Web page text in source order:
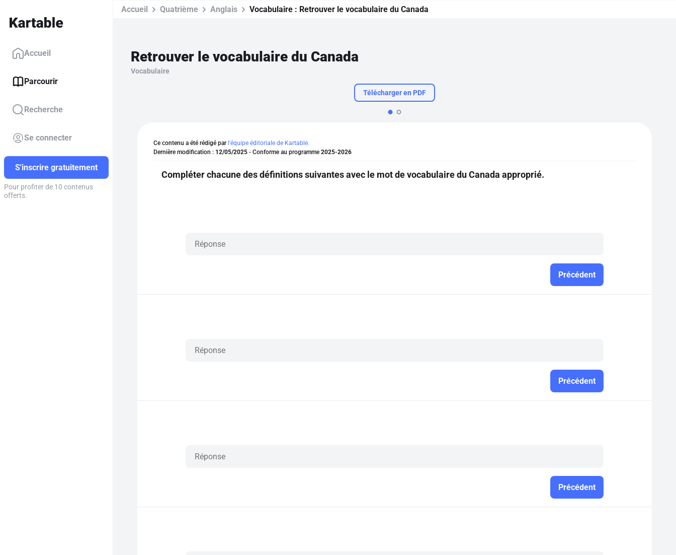
Accueil
Parcourir
Recherche
Se connecter
S'inscrire gratuitement
Pour profiter de 10 contenus
offerts.
Accueil Quatrième Anglais Vocabulaire : Retrouver le vocabulaire du Canada
Retrouver le vocabulaire du Canada
Vocabulaire
Télécharger en PDF
Ce contenu a été rédigé par l'équipe éditoriale de Kartable.
Dernière modification : 12/05/2025 - Conforme au programme 2025-2026
Compléter chacune des définitions suivantes avec le mot de vocabulaire du Canada approprié.
Précédent
Précédent
Précédent